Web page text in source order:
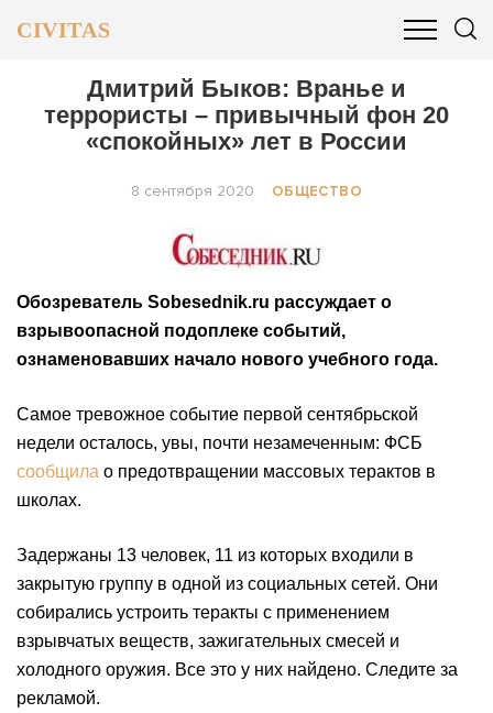
CIVITAS
ОБЩЕСТВО БИЗНЕС И ФИНАНСЫ
Дмитрий Быков: Вранье и
террористы – привычный фон 20
«спокойных» лет в России
8 сентября 2020 ОБЩЕСТВО
Обозреватель Sobesednik.ru рассуждает о
взрывоопасной подоплеке событий,
ознаменовавших начало нового учебного года.
Самое тревожное событие первой сентябрьской
недели осталось, увы, почти незамеченным: ФСБ
сообщила о предотвращении массовых терактов в
школах.
Задержаны 13 человек, 11 из которых входили в
закрытую группу в одной из социальных сетей. Они
собирались устроить теракты с применением
взрывчатых веществ, зажигательных смесей и
холодного оружия. Все это у них найдено. Следите за
рекламой.